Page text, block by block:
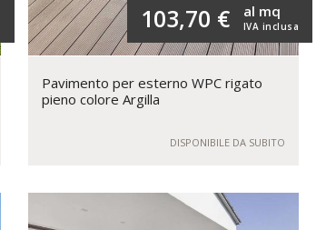
103,70 € IVA inclusa
al mq
Pavimento per esterno WPC rigato
pieno colore Argilla
DISPONIBILE DA SUBITO